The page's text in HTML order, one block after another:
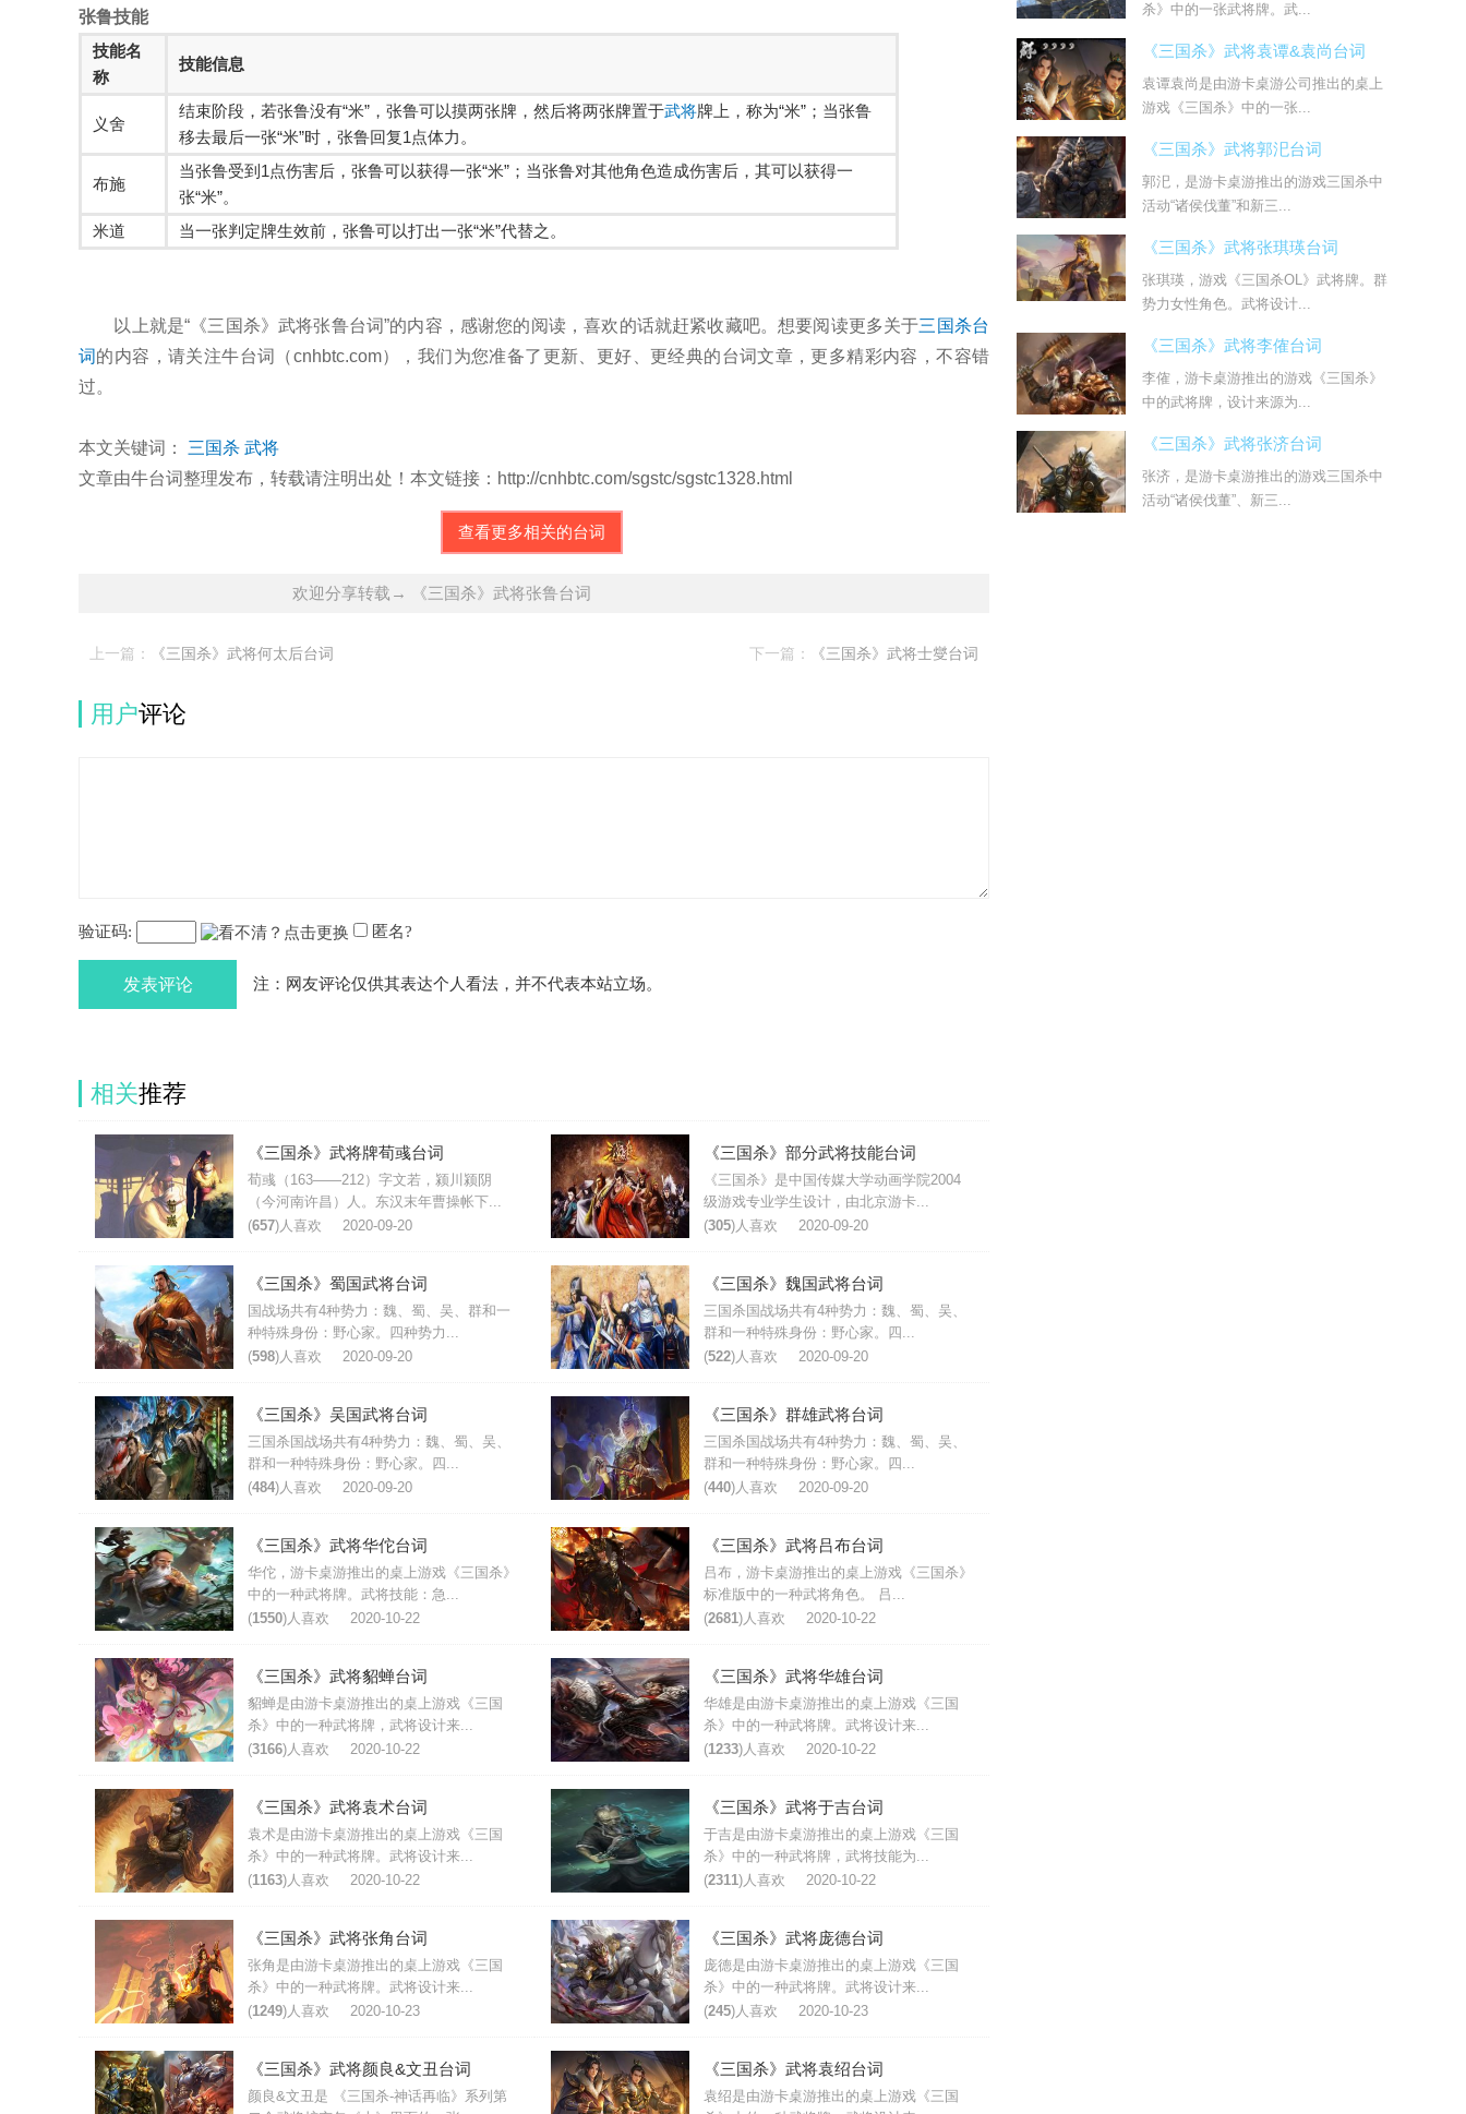
张鲁技能
技能名
称
技能信息
义舍
结束阶段，若张鲁没有“米”，张鲁可以摸两张牌，然后将两张牌置于武将牌上，称为“米”；当张鲁
移去最后一张“米”时，张鲁回复1点体力。
布施
当张鲁受到1点伤害后，张鲁可以获得一张“米”；当张鲁对其他角色造成伤害后，其可以获得一
张“米”。
米道
当一张判定牌生效前，张鲁可以打出一张“米”代替之。
以上就是“《三国杀》武将张鲁台词”的内容，感谢您的阅读，喜欢的话就赶紧收藏吧。想要阅读更多关于三国杀台
词的内容，请关注牛台词（cnhbtc.com），我们为您准备了更新、更好、更经典的台词文章，更多精彩内容，不容错
过。
本文关键词： 三国杀 武将
文章由牛台词整理发布，转载请注明出处！本文链接：http://cnhbtc.com/sgstc/sgstc1328.html
查看更多相关的台词
欢迎分享转载→ 《三国杀》武将张鲁台词
上一篇： 《三国杀》武将何太后台词 下一篇： 《三国杀》武将士燮台词
用户评论
验证码: 匿名?
发表评论 注：网友评论仅供其表达个人看法，并不代表本站立场。
相关推荐
《三国杀》武将牌荀彧台词
荀彧（163——212）字文若，颍川颍阴
（今河南许昌）人。东汉末年曹操帐下...
(657)人喜欢 2020-09-20
《三国杀》部分武将技能台词
《三国杀》是中国传媒大学动画学院2004
级游戏专业学生设计，由北京游卡...
(305)人喜欢 2020-09-20
《三国杀》蜀国武将台词
国战场共有4种势力：魏、蜀、吴、群和一
种特殊身份：野心家。四种势力...
(598)人喜欢 2020-09-20
《三国杀》魏国武将台词
三国杀国战场共有4种势力：魏、蜀、吴、
群和一种特殊身份：野心家。四...
(522)人喜欢 2020-09-20
《三国杀》吴国武将台词
三国杀国战场共有4种势力：魏、蜀、吴、
群和一种特殊身份：野心家。四...
(484)人喜欢 2020-09-20
《三国杀》群雄武将台词
三国杀国战场共有4种势力：魏、蜀、吴、
群和一种特殊身份：野心家。四...
(440)人喜欢 2020-09-20
《三国杀》武将华佗台词
华佗，游卡桌游推出的桌上游戏《三国杀》
中的一种武将牌。武将技能：急...
(1550)人喜欢 2020-10-22
《三国杀》武将吕布台词
吕布，游卡桌游推出的桌上游戏《三国杀》
标准版中的一种武将角色。 吕...
(2681)人喜欢 2020-10-22
《三国杀》武将貂蝉台词
貂蝉是由游卡桌游推出的桌上游戏《三国
杀》中的一种武将牌，武将设计来...
(3166)人喜欢 2020-10-22
《三国杀》武将华雄台词
华雄是由游卡桌游推出的桌上游戏《三国
杀》中的一种武将牌。武将设计来...
(1233)人喜欢 2020-10-22
《三国杀》武将袁术台词
袁术是由游卡桌游推出的桌上游戏《三国
杀》中的一种武将牌。武将设计来...
(1163)人喜欢 2020-10-22
《三国杀》武将于吉台词
于吉是由游卡桌游推出的桌上游戏《三国
杀》中的一种武将牌，武将技能为...
(2311)人喜欢 2020-10-22
《三国杀》武将张角台词
张角是由游卡桌游推出的桌上游戏《三国
杀》中的一种武将牌。武将设计来...
(1249)人喜欢 2020-10-23
《三国杀》武将庞德台词
庞德是由游卡桌游推出的桌上游戏《三国
杀》中的一种武将牌。武将设计来...
(245)人喜欢 2020-10-23
《三国杀》武将颜良&文丑台词
颜良&文丑是 《三国杀-神话再临》系列第
《三国杀》武将袁绍台词
袁绍是由游卡桌游推出的桌上游戏《三国
杀》中的一张武将牌。武...
《三国杀》武将袁谭&袁尚台词
袁谭袁尚是由游卡桌游公司推出的桌上
游戏《三国杀》中的一张...
《三国杀》武将郭汜台词
郭汜，是游卡桌游推出的游戏三国杀中
活动“诸侯伐董”和新三...
《三国杀》武将张琪瑛台词
张琪瑛，游戏《三国杀OL》武将牌。群
势力女性角色。武将设计...
《三国杀》武将李傕台词
李傕，游卡桌游推出的游戏《三国杀》
中的武将牌，设计来源为...
《三国杀》武将张济台词
张济，是游卡桌游推出的游戏三国杀中
活动“诸侯伐董”、新三...